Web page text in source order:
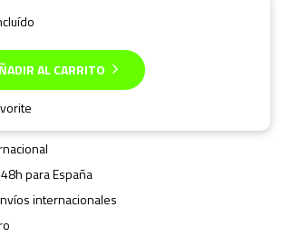
AL CARRITO
para España
internacionales